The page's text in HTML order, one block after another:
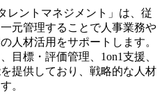
レントマネジメント」は、従
元管理することで人事業務や
人材活用をサポートします。
目標・評価管理、1on1支援、
提供しており、戦略的な人材
。